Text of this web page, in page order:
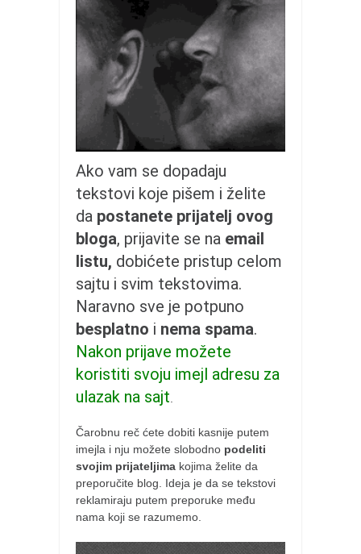
članarina
kontakt
besplatna e-knjiga
termini treninga
kontakt
Ako vam se dopadaju
tekstovi koje pišem i želite
da postanete prijatelj ovog
bloga, prijavite se na email
listu, dobićete pristup celom
sajtu i svim tekstovima.
Naravno sve je potpuno
besplatno i nema spama.
Nakon prijave možete
koristiti svoju imejl adresu za
ulazak na sajt
Čarobnu reč ćete dobiti kasnije putem
imejla i nju možete slobodno podeliti
svojim prijateljima kojima želite da
preporučite blog. Ideja je da se tekstovi
reklamiraju putem preporuke među
nama koji se razumemo.